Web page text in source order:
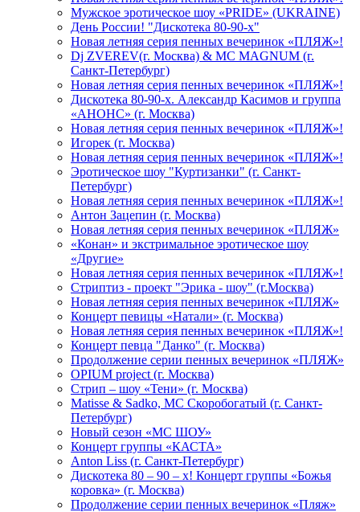
Мужское эротическое шоу «PRIDE» (UKRAINE)
День России! "Дискотека 80-90-х"
Новая летняя серия пенных вечеринок «ПЛЯЖ»!
Dj ZVEREV(г. Москва) & MC MAGNUM (г.
Санкт-Петербург)
Новая летняя серия пенных вечеринок «ПЛЯЖ»!
Дискотека 80-90-х. Александр Касимов и группа
«АНОНС» (г. Москва)
Новая летняя серия пенных вечеринок «ПЛЯЖ»!
Игорек (г. Москва)
Новая летняя серия пенных вечеринок «ПЛЯЖ»!
Эротическое шоу "Куртизанки" (г. Санкт-
Петербург)
Новая летняя серия пенных вечеринок «ПЛЯЖ»!
Антон Зацепин (г. Москва)
Новая летняя серия пенных вечеринок «ПЛЯЖ»
«Конан» и экстримальное эротическое шоу
«Другие»
Новая летняя серия пенных вечеринок «ПЛЯЖ»!
Стриптиз - проект "Эрика - шоу" (г.Москва)
Новая летняя серия пенных вечеринок «ПЛЯЖ»
Концерт певицы «Натали» (г. Москва)
Новая летняя серия пенных вечеринок «ПЛЯЖ»!
Концерт певца "Данко" (г. Москва)
Продолжение серии пенных вечеринок «ПЛЯЖ»
OPIUM project (г. Москва)
Стрип – шоу «Тени» (г. Москва)
Matissе & Sadko, MC Скоробогатый (г. Санкт-
Петербург)
Новый сезон «МС ШОУ»
Концерт группы «КАСТА»
Anton Liss (г. Санкт-Петербург)
Дискотека 80 – 90 – х! Концерт группы «Божья
коровка» (г. Москва)
Продолжение серии пенных вечеринок «Пляж»